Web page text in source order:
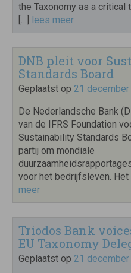
the Taxonomy as a critical
[…] lees meer
DNB pleit voor
Standards Board
Geplaatst op 21
De Nederlandsche Bank
van de IFRS Foundation
Sustainability Standards
partij om mondiale
voor het bedrijfsleven. Het
meer
Triodos Bank
EU Taxonomy
Geplaatst op 21